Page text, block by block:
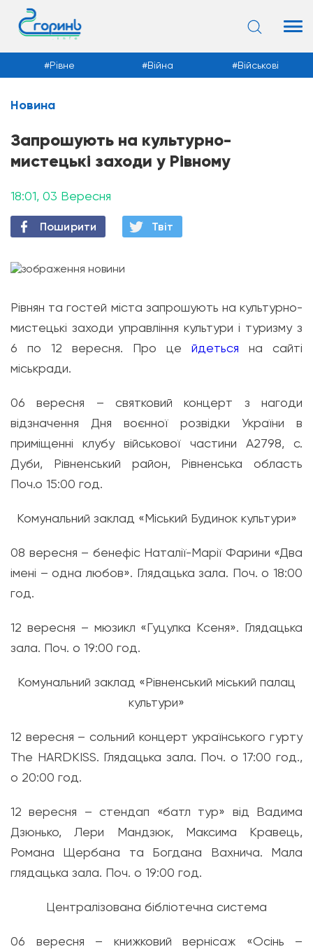
Новини
Рівне Війна Військові
Новина
Запрошують на культурно-
мистецькі заходи у Рівному
18:01, 03 Вересня
Поширити Твiт
Рівнян та гостей міста запрошують на культурно-
мистецькі заходи управління культури і туризму з
6 по 12 вересня. Про це йдеться на сайті
міськради.
06 вересня – святковий концерт з нагоди
відзначення Дня воєнної розвідки України в
приміщенні клубу військової частини А2798, с.
Дуби, Рівненський район, Рівненська область
Поч.о 15:00 год.
Комунальний заклад «Міський Будинок культури»
08 вересня – бенефіс Наталії-Марії Фарини «Два
імені – одна любов». Глядацька зала. Поч. о 18:00
год.
12 вересня – мюзикл «Гуцулка Ксеня». Глядацька
зала. Поч. о 19:00 год.
Комунальний заклад «Рівненський міський палац
культури»
12 вересня – сольний концерт українського гурту
The HARDKISS. Глядацька зала. Поч. о 17:00 год.,
о 20:00 год.
12 вересня – стендап «батл тур» від Вадима
Дзюнько, Лери Мандзюк, Максима Кравець,
Романа Щербана та Богдана Вахнича. Мала
глядацька зала. Поч. о 19:00 год.
Централізована бібліотечна система
06 вересня – книжковий вернісаж «Осінь –